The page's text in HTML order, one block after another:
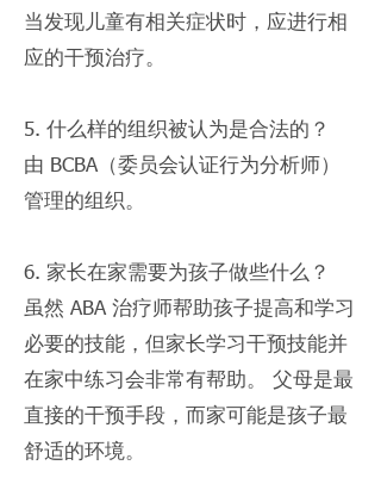
当发现儿童有相关症状时，应进行相
应的干预治疗。
5. 什么样的组织被认为是合法的？
由 BCBA（委员会认证行为分析师）
管理的组织。
6. 家长在家需要为孩子做些什么？
虽然 ABA 治疗师帮助孩子提高和学习
必要的技能，但家长学习干预技能并
在家中练习会非常有帮助。 父母是最
直接的干预手段，而家可能是孩子最
舒适的环境。